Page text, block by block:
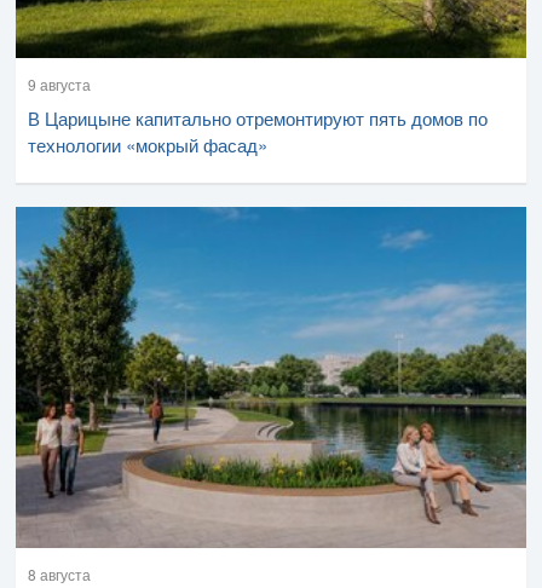
9 августа
В Царицыне капитально отремонтируют пять домов по
технологии «мокрый фасад»
8 августа